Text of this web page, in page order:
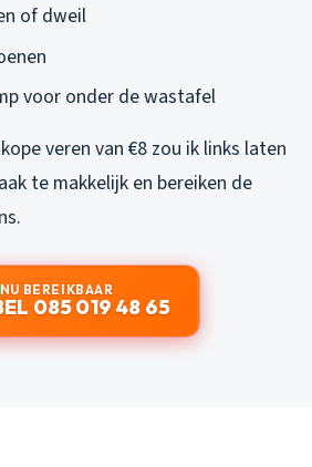
of dweil
voor onder de wastafel
veren van €8 zou ik links laten
te makkelijk en bereiken de
NU BEREIKBAAR
085 019 48 65